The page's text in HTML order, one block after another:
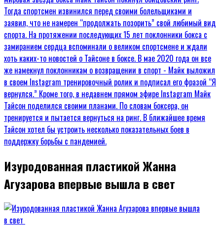
Изуродованная пластикой Жанна
Агузарова впервые вышла в свет